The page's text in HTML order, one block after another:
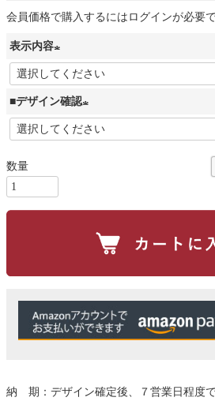
会員価格で購入するにはログインが必要で
表示内容
(
)
■デザイン確認
(
納 期：デザイン確定後、７営業日程度